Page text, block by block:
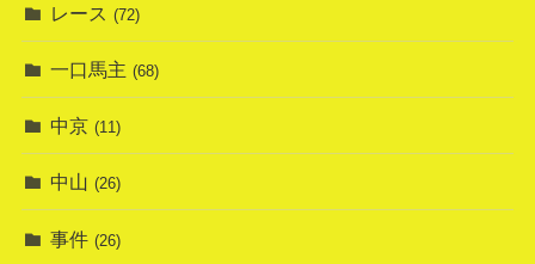
レース (72)
一口馬主 (68)
中京 (11)
中山 (26)
事件 (26)